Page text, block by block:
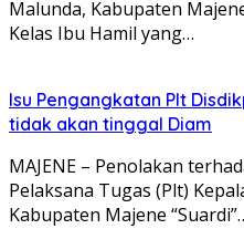
Malunda, Kabupaten
Kelas Ibu Hamil yang…
Isu Pengangkatan Plt
tidak akan tinggal Diam
MAJENE – Penolakan
Pelaksana Tugas (Plt)
Kabupaten Majene